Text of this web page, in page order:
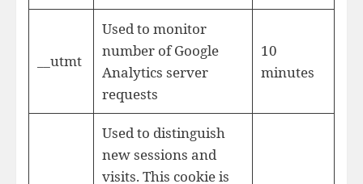
__utmt
Used to monitor
number of Google
Analytics server
requests
10
minutes
Used to distinguish
new sessions and
visits. This cookie is